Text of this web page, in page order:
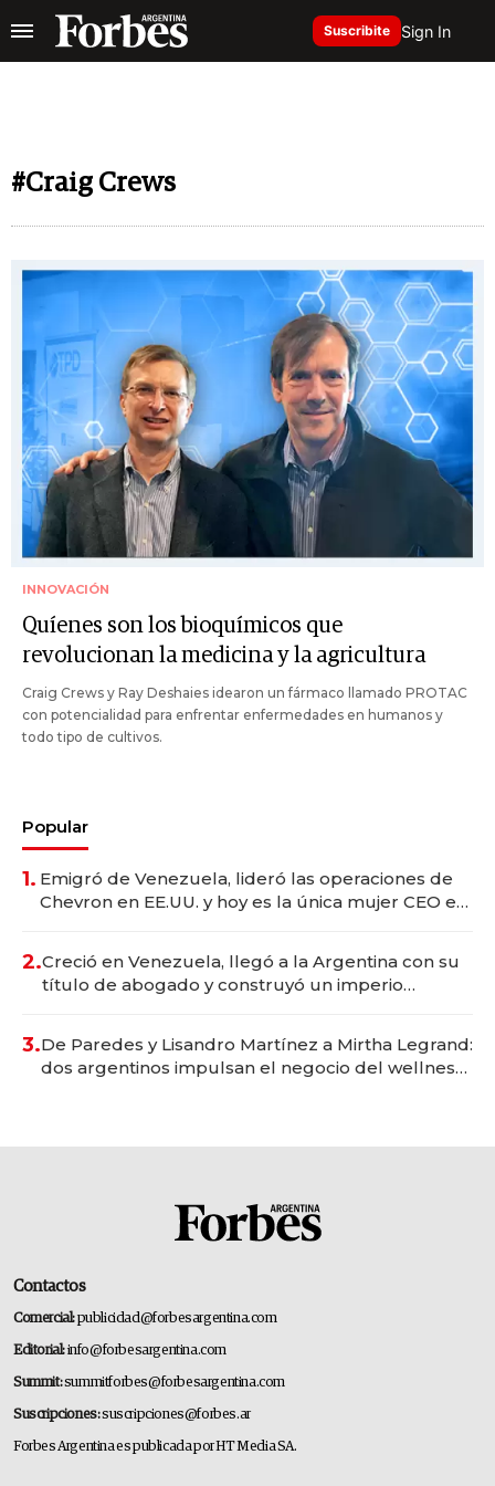
Suscribite Sign In
#Craig Crews
INNOVACIÓN
Quíenes son los bioquímicos que
revolucionan la medicina y la agricultura
Craig Crews y Ray Deshaies idearon un fármaco llamado PROTAC
con potencialidad para enfrentar enfermedades en humanos y
todo tipo de cultivos.
Popular
1. Emigró de Venezuela, lideró las operaciones de
Chevron en EE.UU. y hoy es la única mujer CEO en
2.Creció en Venezuela, llegó a la Argentina con su
título de abogado y construyó un imperio
3.De Paredes y Lisandro Martínez a Mirtha Legrand:
dos argentinos impulsan el negocio del wellness
Contactos
Comercial:publicidad@forbesargentina.com
Editorial:info@forbesargentina.com
Summit:summitforbes@forbesargentina.com
Suscripciones:suscripciones@forbes.ar
Forbes Argentina es publicada por HT Media SA.